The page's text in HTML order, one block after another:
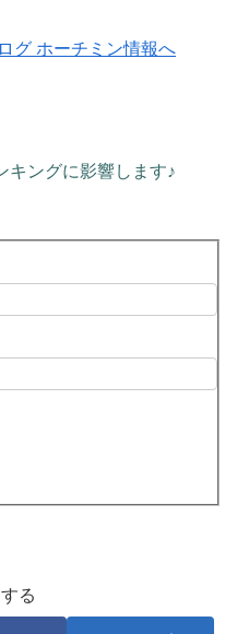
キングに影響します♪
る